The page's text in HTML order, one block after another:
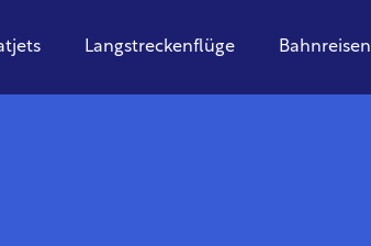
Langstreckenflüge Bahnreisen